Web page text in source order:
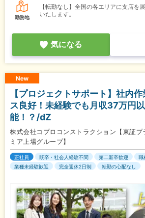
勤務地
【転勤なし】全国の各エリアに支店を
いたします。
気になる
New
【プロジェクトサポート】社内
ス良好！未経験でも月収37万円
能！？/dZ
株式会社コプロコンストラクション【東証プ
ミア上場グループ】
正社員 既卒・社会人経験不問 第二新卒歓迎
職
業種未経験歓迎
完全週休2日制 転勤の心配なし